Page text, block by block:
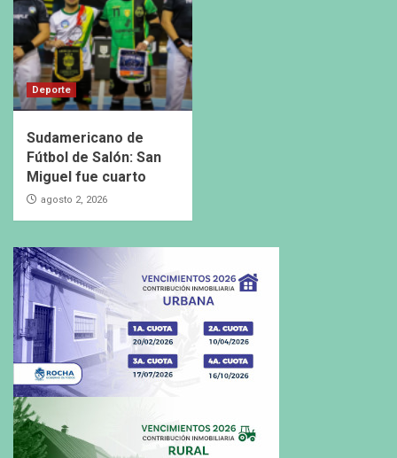
Deporte
Sudamericano de
Fútbol de Salón: San
Miguel fue cuarto
agosto 2, 2026